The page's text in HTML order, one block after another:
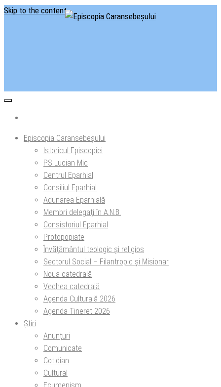
Skip to the content
Episcopia Caransebeșului
Istoricul Episcopiei
PS Lucian Mic
Centrul Eparhial
Consiliul Eparhial
Adunarea Eparhială
Membri delegaţi în A.N.B.
Consistoriul Eparhial
Protopopiate
Învăţământul teologic şi religios
Sectorul Social – Filantropic și Misionar
Noua catedrală
Vechea catedrală
Agenda Culturală 2026
Agenda Tineret 2026
Știri
Anunțuri
Comunicate
Cotidian
Cultural